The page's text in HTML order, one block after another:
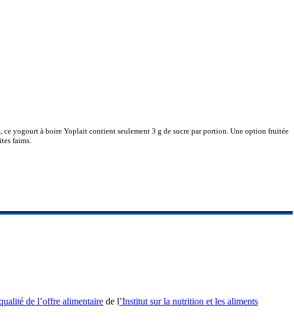
ce yogourt à boire Yoplait contient seulement 3 g de sucre par portion. Une option fruitée
faims.
de l’offre alimentaire de l’Institut sur la nutrition et les aliments